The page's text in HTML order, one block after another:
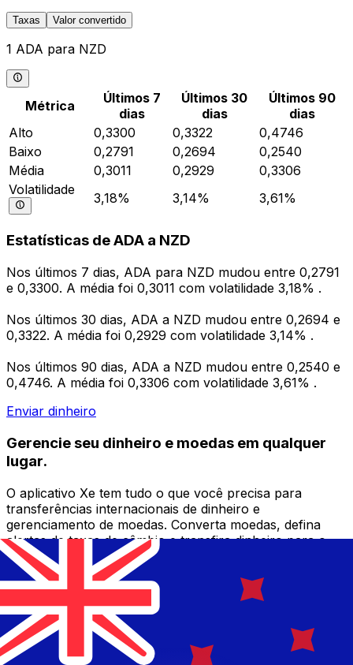
Taxas Valor convertido
1 ADA para NZD
Métrica
Últimos 7
dias
Últimos 30
dias
Últimos 90
dias
Alto
0,3300 0,3322
0,4746
Baixo
0,2791 0,2694
0,2540
Média
0,3011 0,2929
0,3306
Volatilidade
3,18% 3,14% 3,61%
Estatísticas de ADA a NZD
Nos últimos 7 dias, ADA para NZD mudou entre 0,2791
e 0,3300. A média foi 0,3011 com volatilidade 3,18% .
Nos últimos 30 dias, ADA a NZD mudou entre 0,2694 e
0,3322. A média foi 0,2929 com volatilidade 3,14% .
Nos últimos 90 dias, ADA a NZD mudou entre 0,2540 e
0,4746. A média foi 0,3306 com volatilidade 3,61% .
Enviar dinheiro
Gerencie seu dinheiro e moedas em qualquer
lugar.
O aplicativo Xe tem tudo o que você precisa para
transferências internacionais de dinheiro e
gerenciamento de moedas. Converta moedas, defina
alertas de taxas de câmbio e transfira dinheiro para o
exterior sem taxas ocultas. Baixe hoje mesmo!